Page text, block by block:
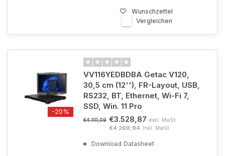
Wunschzettel
Vergleichen
-20%
VV116YEDBDBA Getac V120,
30,5 cm (12''), FR-Layout, USB,
RS232, BT, Ethernet, Wi-Fi 7,
SSD, Win. 11 Pro
€4.411,09 €3.528,87 exkl. MwSt.
€4.269,94 Inkl. MwSt.
Download Datasheet